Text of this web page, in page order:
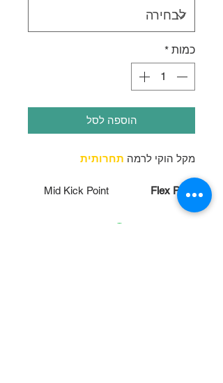
כמות *
הוספה לסל
מקל הוקי לרמה תחרותית
Flex Point
Mid Kick Point
Shaft Construction
Blade Construction